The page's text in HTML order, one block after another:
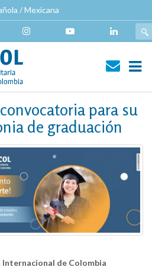
/ Mexicana
para su
de graduación
de Colombia